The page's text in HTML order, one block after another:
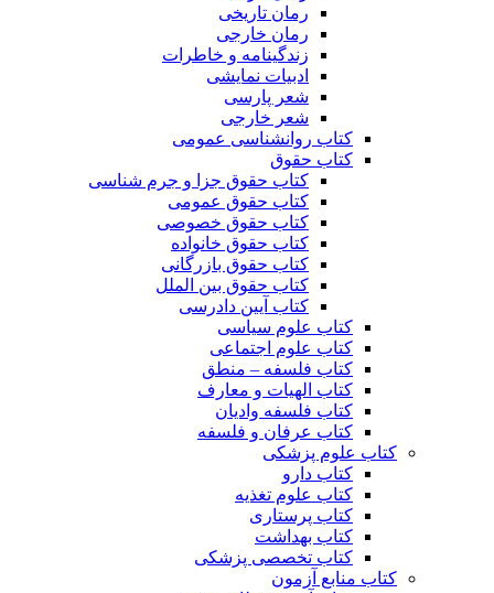
رمان تاریخی
رمان خارجی
زندگینامه و خاطرات
ادبیات نمایشی
شعر پارسی
شعر خارجی
کتاب روانشناسی عمومی
کتاب حقوق
کتاب حقوق جزا و جرم شناسی
کتاب حقوق عمومی
کتاب حقوق خصوصی
کتاب حقوق خانواده
کتاب حقوق بازرگانی
کتاب حقوق بین الملل
کتاب آیین دادرسی
کتاب علوم سیاسی
کتاب علوم اجتماعی
کتاب فلسفه – منطق
کتاب الهیات و معارف
کتاب فلسفه وادیان
کتاب عرفان و فلسفه
کتاب علوم پزشکی
کتاب دارو
کتاب علوم تغذیه
کتاب پرستاری
کتاب بهداشت
کتاب تخصصی پزشکی
کتاب منابع آزمون